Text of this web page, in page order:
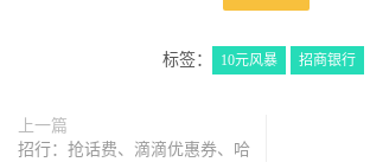
标签： 10元风暴 招商银行
上一篇
招行：抢话费、滴滴优惠券、哈